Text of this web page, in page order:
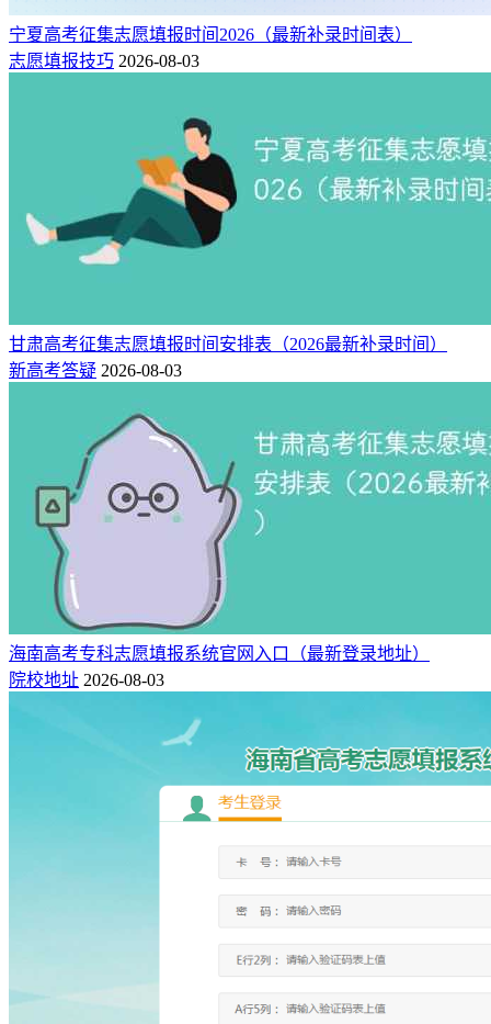
宁夏高考征集志愿填报时间2026（最新补录时间表）
志愿填报技巧 2026-08-03
甘肃高考征集志愿填报时间安排表（2026最新补录时间）
新高考答疑 2026-08-03
海南高考专科志愿填报系统官网入口（最新登录地址）
院校地址 2026-08-03